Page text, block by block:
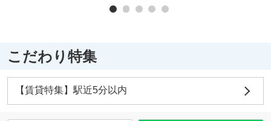
こだわり特集
【賃貸特集】駅近5分以内